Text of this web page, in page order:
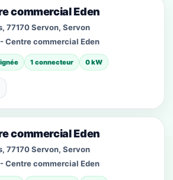
commercial Eden
77170 Servon, Servon
Centre commercial Eden
1 connecteur 0 kW
commercial Eden
77170 Servon, Servon
Centre commercial Eden